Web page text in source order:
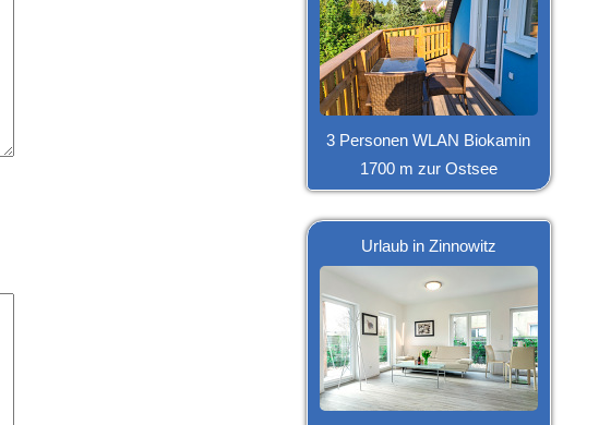
3 Personen WLAN Biokamin
1700 m zur Ostsee
Urlaub in Zinnowitz